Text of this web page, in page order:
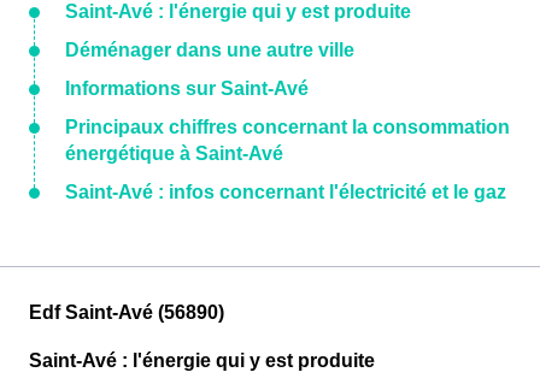
Saint-Avé : l'énergie qui y est produite
Déménager dans une autre ville
Informations sur Saint-Avé
Principaux chiffres concernant la consommation
énergétique à Saint-Avé
Saint-Avé : infos concernant l'électricité et le gaz
Edf Saint-Avé (56890)
Saint-Avé : l'énergie qui y est produite